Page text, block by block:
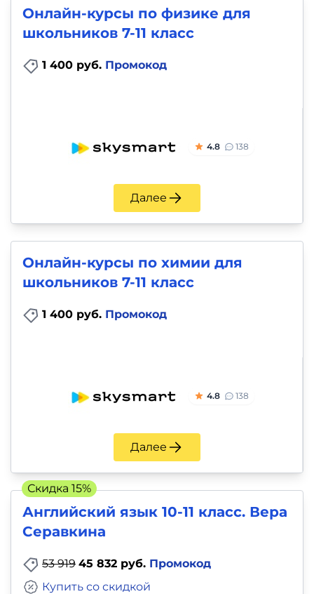
Онлайн-курсы по физике для
школьников 7-11 класс
1 400 руб. Промокод
4.8 138
Далее
Онлайн-курсы по химии для
школьников 7-11 класс
1 400 руб. Промокод
4.8 138
Далее
Английский язык 10-11 класс. Вера
Серавкина
53 919 45 832 руб. Промокод
Купить со скидкой
Скидка 15%